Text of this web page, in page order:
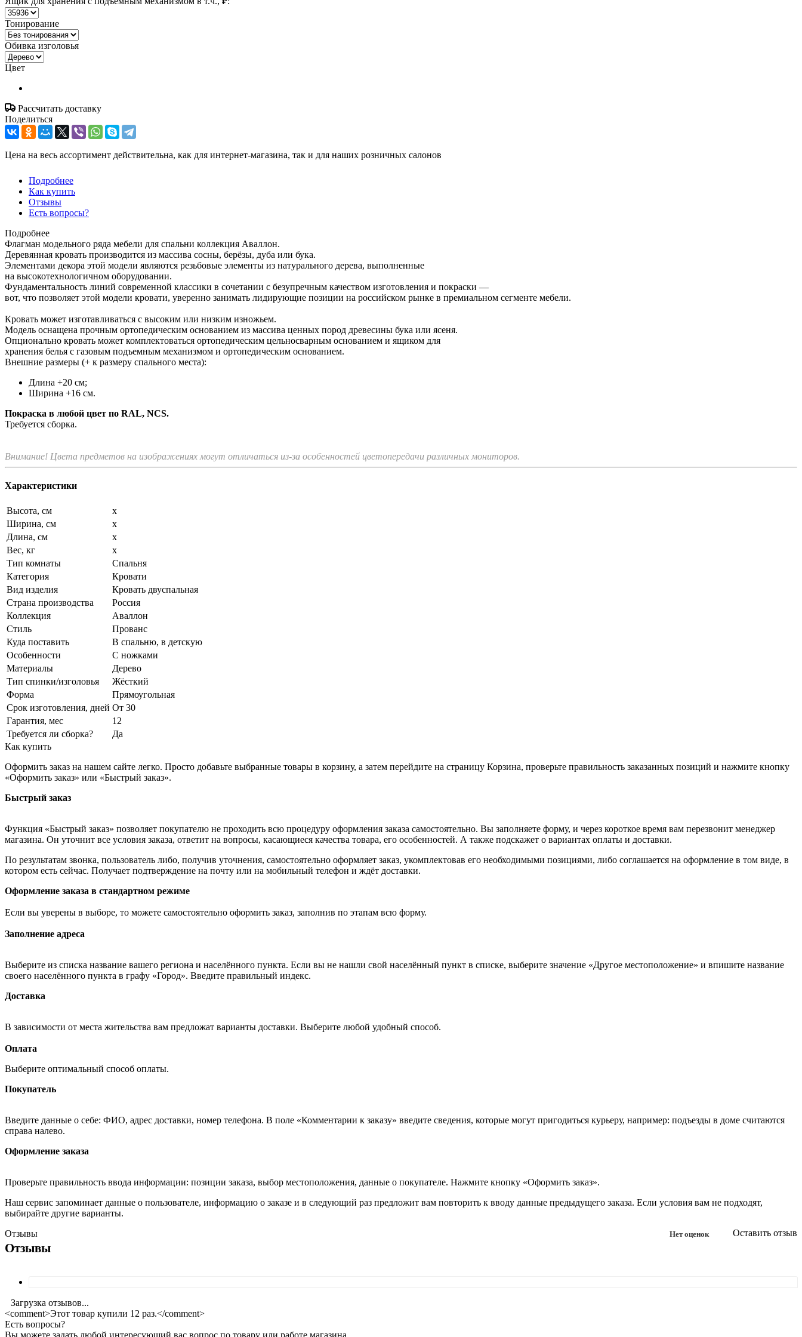
Тонирование
Обивка изголовья
Цвет
Рассчитать доставку
Поделиться
Цена на весь ассортимент действительна, как для интернет-магазина, так и для наших розничных салонов
Подробнее
Как купить
Отзывы
Есть вопросы?
Подробнее
Флагман модельного ряда мебели для спальни коллекция Аваллон.
Деревянная кровать производится из массива сосны, берёзы, дуба или бука.
Элементами декора этой модели являются резьбовые элементы из натурального дерева, выполненные
на высокотехнологичном оборудовании.
Фундаментальность линий современной классики в сочетании с безупречным качеством изготовления и покраски —
вот, что позволяет этой модели кровати, уверенно занимать лидирующие позиции на российском рынке в премиальном сегменте мебели.
Кровать может изготавливаться с высоким или низким изножьем.
Модель оснащена прочным ортопедическим основанием из массива ценных пород древесины бука или ясеня.
Опционально кровать может комплектоваться ортопедическим цельносварным основанием и ящиком для
хранения белья с газовым подъемным механизмом и ортопедическим основанием.
Внешние размеры (+ к размеру спального места):
Длина +20 см;
Ширина +16 см.
Покраска в любой цвет по RAL, NCS.
Требуется сборка.
Внимание! Цвета предметов на изображениях могут отличаться из-за особенностей цветопередачи различных мониторов.
Характеристики
Высота, см
x
Ширина, см
x
Длина, см
x
Вес, кг
x
Тип комнаты
Спальня
Категория
Кровати
Вид изделия
Кровать двуспальная
Страна производства
Россия
Коллекция
Аваллон
Стиль
Прованс
Куда поставить
В спальню, в детскую
Особенности
С ножками
Материалы
Дерево
Тип спинки/изголовья
Жёсткий
Форма
Прямоугольная
Срок изготовления, дней От 30
Гарантия, мес
12
Требуется ли сборка?
Да
Как купить
Оформить заказ на нашем сайте легко. Просто добавьте выбранные товары в корзину, а затем перейдите на страницу Корзина, проверьте правильность заказанных позиций и нажмите кнопку
«Оформить заказ» или «Быстрый заказ».
Быстрый заказ
Функция «Быстрый заказ» позволяет покупателю не проходить всю процедуру оформления заказа самостоятельно. Вы заполняете форму, и через короткое время вам перезвонит менеджер
магазина. Он уточнит все условия заказа, ответит на вопросы, касающиеся качества товара, его особенностей. А также подскажет о вариантах оплаты и доставки.
По результатам звонка, пользователь либо, получив уточнения, самостоятельно оформляет заказ, укомплектовав его необходимыми позициями, либо соглашается на оформление в том виде, в
котором есть сейчас. Получает подтверждение на почту или на мобильный телефон и ждёт доставки.
Оформление заказа в стандартном режиме
Если вы уверены в выборе, то можете самостоятельно оформить заказ, заполнив по этапам всю форму.
Заполнение адреса
Выберите из списка название вашего региона и населённого пункта. Если вы не нашли свой населённый пункт в списке, выберите значение «Другое местоположение» и впишите название
своего населённого пункта в графу «Город». Введите правильный индекс.
Доставка
В зависимости от места жительства вам предложат варианты доставки. Выберите любой удобный способ.
Оплата
Выберите оптимальный способ оплаты.
Покупатель
Введите данные о себе: ФИО, адрес доставки, номер телефона. В поле «Комментарии к заказу» введите сведения, которые могут пригодиться курьеру, например: подъезды в доме считаются
справа налево.
Оформление заказа
Проверьте правильность ввода информации: позиции заказа, выбор местоположения, данные о покупателе. Нажмите кнопку «Оформить заказ».
Наш сервис запоминает данные о пользователе, информацию о заказе и в следующий раз предложит вам повторить к вводу данные предыдущего заказа. Если условия вам не подходят,
выбирайте другие варианты.
Отзывы
Отзывы
Нет оценок Оставить отзыв
Загрузка отзывов...
<comment>Этот товар купили 12 раз.</comment>
Есть вопросы?